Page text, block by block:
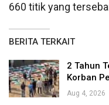
660 titik yang
BERITA TERKAIT
2 Tahun
Korban
Aug 4, 2026